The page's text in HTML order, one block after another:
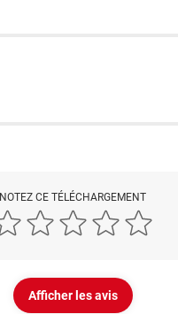
NOTEZ CE TÉLÉCHARGEMENT
Afficher les avis